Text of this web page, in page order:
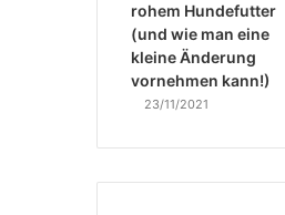
rohem Hundefutter
(und wie man eine
kleine Änderung
vornehmen kann!)
23/11/2021